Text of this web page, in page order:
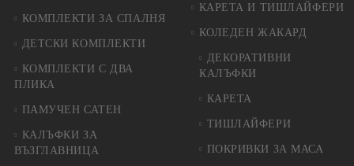
КОМПЛЕКТИ ЗА СПАЛНЯ
ДЕТСКИ КОМПЛЕКТИ
КОМПЛЕКТИ С ДВА
ПЛИКА
ПАМУЧЕН САТЕН
КАЛЪФКИ ЗА
ВЪЗГЛАВНИЦА
КАРЕТА И ТИШЛАЙФЕРИ
КОЛЕДЕН ЖАКАРД
ДЕКОРАТИВНИ
КАЛЪФКИ
КАРЕТА
ТИШЛАЙФЕРИ
ПОКРИВКИ ЗА МАСА